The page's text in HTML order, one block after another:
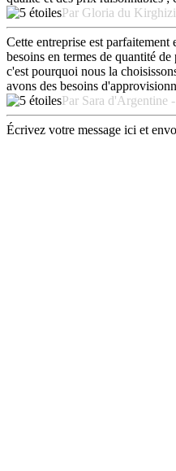
Par Gloria du
Cette entreprise est parfaitement
besoins en termes de quantité
c'est pourquoi nous la
avons des besoins
Par Sara d'Argentine
Écrivez votre message ici et